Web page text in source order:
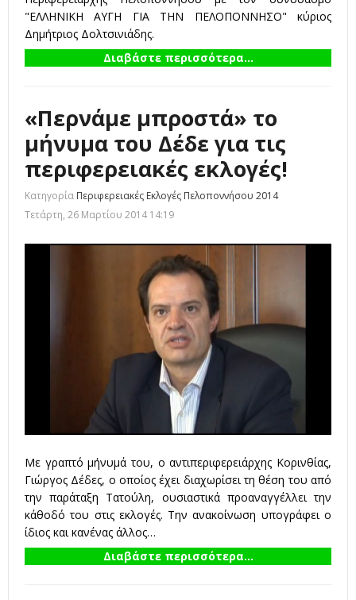
"ΕΛΛΗΝΙΚΗ ΑΥΓΗ ΓΙΑ ΤΗΝ ΠΕΛΟΠΟΝΝΗΣΟ" κύριος
Δημήτριος Δολτσινιάδης.
Διαβάστε περισσότερα...
«Περνάμε μπροστά» το
μήνυμα του Δέδε για τις
περιφερειακές εκλογές!
Κατηγορία Περιφερειακές Εκλογές Πελοποννήσου 2014
Τετάρτη, 26 Μαρτίου 2014 14:19
Με γραπτό μήνυμά του, ο αντιπεριφερειάρχης Κορινθίας,
Γιώργος Δέδες, ο οποίος έχει διαχωρίσει τη θέση του από
την παράταξη Τατούλη, ουσιαστικά προαναγγέλλει την
κάθοδό του στις εκλογές. Την ανακοίνωση υπογράφει ο
ίδιος και κανένας άλλος…
Διαβάστε περισσότερα...